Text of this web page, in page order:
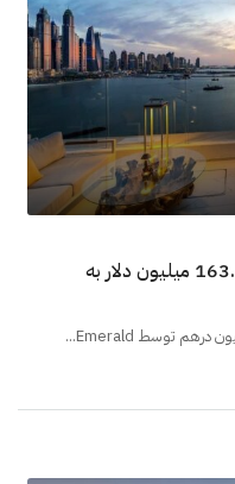
بزرگترین پنت هاوس دبی قیمت 163.48 میلیون دلار به